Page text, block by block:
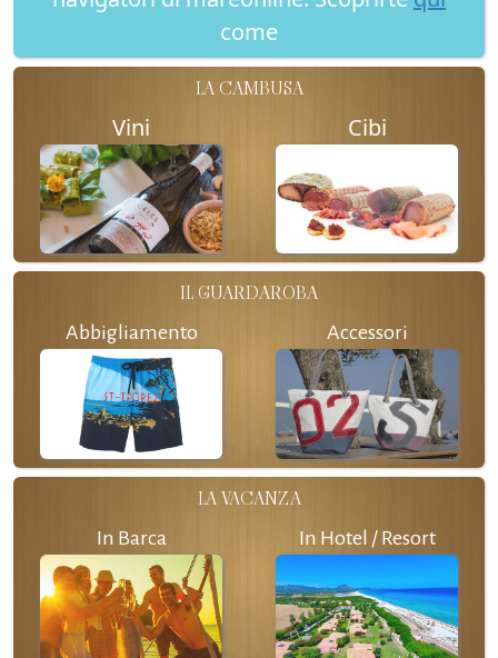
come
LA CAMBUSA
Vini Cibi
IL GUARDAROBA
Abbigliamento Accessori
LA VACANZA
In Barca In Hotel / Resort